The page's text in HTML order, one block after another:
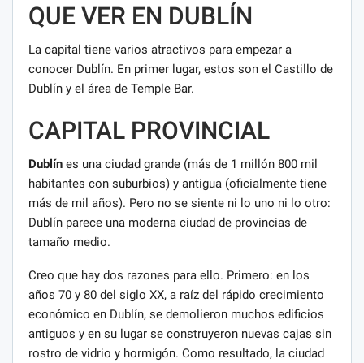
QUE VER EN DUBLÍN
La capital tiene varios atractivos para empezar a
conocer Dublín. En primer lugar, estos son el Castillo de
Dublín y el área de Temple Bar.
CAPITAL PROVINCIAL
Dublín es una ciudad grande (más de 1 millón 800 mil
habitantes con suburbios) y antigua (oficialmente tiene
más de mil años). Pero no se siente ni lo uno ni lo otro:
Dublín parece una moderna ciudad de provincias de
tamaño medio.
Creo que hay dos razones para ello. Primero: en los
años 70 y 80 del siglo XX, a raíz del rápido crecimiento
económico en Dublín, se demolieron muchos edificios
antiguos y en su lugar se construyeron nuevas cajas sin
rostro de vidrio y hormigón. Como resultado, la ciudad